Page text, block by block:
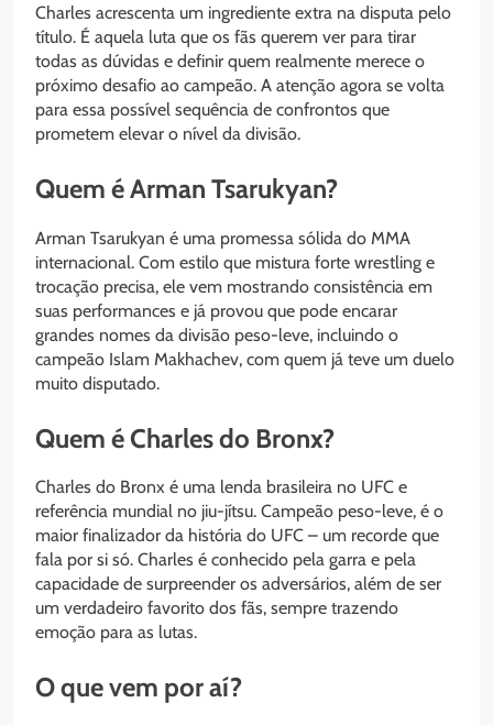
Charles acrescenta um ingrediente extra na disputa pelo
título. É aquela luta que os fãs querem ver para tirar
todas as dúvidas e definir quem realmente merece o
próximo desafio ao campeão. A atenção agora se volta
para essa possível sequência de confrontos que
prometem elevar o nível da divisão.
Quem é Arman Tsarukyan?
Arman Tsarukyan é uma promessa sólida do MMA
internacional. Com estilo que mistura forte wrestling e
trocação precisa, ele vem mostrando consistência em
suas performances e já provou que pode encarar
grandes nomes da divisão peso-leve, incluindo o
campeão Islam Makhachev, com quem já teve um duelo
muito disputado.
Quem é Charles do Bronx?
Charles do Bronx é uma lenda brasileira no UFC e
referência mundial no jiu-jítsu. Campeão peso-leve, é o
maior finalizador da história do UFC – um recorde que
fala por si só. Charles é conhecido pela garra e pela
capacidade de surpreender os adversários, além de ser
um verdadeiro favorito dos fãs, sempre trazendo
emoção para as lutas.
O que vem por aí?